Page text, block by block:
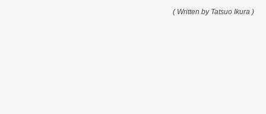
( Written by Tatsuo Ikura )